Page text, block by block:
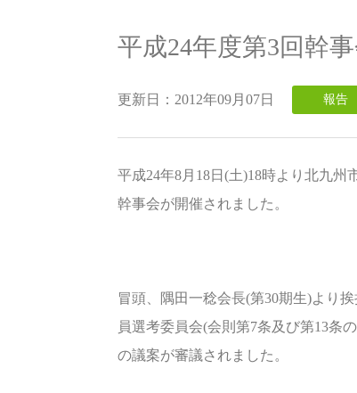
平成24年度第3回幹
更新日： 2012年09月07日 報告
平成24年8月18日(土)18時より北九
幹事会が開催されました。
冒頭、隅田一稔会長(第30期生)より
員選考委員会(会則第7条及び第13条
の議案が審議されました。